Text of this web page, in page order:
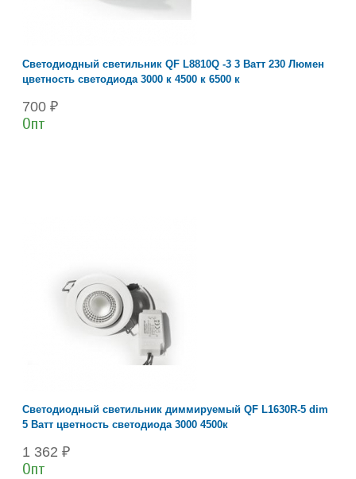
Светодиодный светильник QF L8810Q -3 3 Ватт 230 Люмен
цветность светодиода 3000 к 4500 к 6500 к
700 ₽
Опт
Светодиодный светильник диммируемый QF L1630R-5 dim
5 Ватт цветность светодиода 3000 4500к
1 362 ₽
Опт